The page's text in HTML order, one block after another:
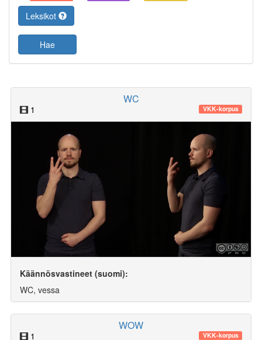
Leksikot
Hae
WC
1 VKK-korpus
Käännösvastineet (suomi):
WC, vessa
WOW
1 VKK-korpus